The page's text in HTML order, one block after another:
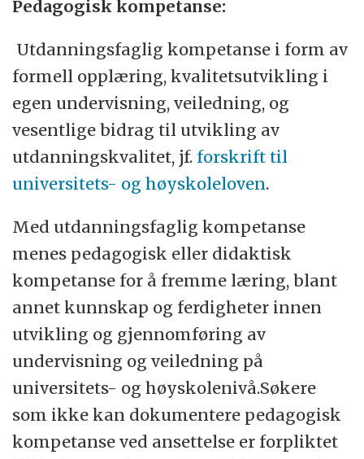
Pedagogisk kompetanse:
Utdanningsfaglig kompetanse i form av
formell opplæring, kvalitetsutvikling i
egen undervisning, veiledning, og
vesentlige bidrag til utvikling av
utdanningskvalitet, jf. forskrift til
universitets- og høyskoleloven.
Med utdanningsfaglig kompetanse
menes pedagogisk eller didaktisk
kompetanse for å fremme læring, blant
annet kunnskap og ferdigheter innen
utvikling og gjennomføring av
undervisning og veiledning på
universitets- og høyskolenivå.Søkere
som ikke kan dokumentere pedagogisk
kompetanse ved ansettelse er forpliktet